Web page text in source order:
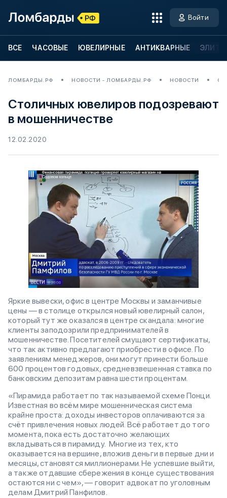
Войти
ВСЕ ЧАСОВЫЕ ЮВЕЛИРНЫЕ АНТИКВАРНЫЕ
ЛОМБАРДЫ.РФ НОВОСТИ - ЛОМБАРДЫ.РФ НОВОСТИ
Столичных ювелиров подозревают
в мошенничестве
12.02.2020
Яркие вывески, офис в центре Москвы и заманчивые
цены — в столице открылся новый ювелирный салон,
который тут же оказался в центре скандала: многие
клиенты заподозрили предпринимателей в
мошенничестве. Посетителей смущают сертификаты,
что так активно предлагают приобрести в офисе. По
заявлениям менеджеров, они могут принести больше
600 процентов годовых, средневзвешенная ставка по
банковским депозитам равна шести процентам.
«Пирамида работает по так называемой схеме Понци.
Известная во всём мире мошенническая система
крайне проста: доходы инвесторов оплачиваются за
счёт привлечения новых людей. Всё работает до того
момента, пока есть достаточно желающих
вкладываться в пирамиду. Многие из тех, кто
оказывается на вершине, вложив деньги в первые дни и
месяцы, становятся миллионерами. Не успевшие выйти,
а также отдавшие сбережения в конце существования
остаются ни с чем», — говорит адвокат по уголовным
делам Дмитрий Панфилов.